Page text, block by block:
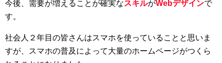
今後、需要が増えることが確実なスキルがWebデザインで
す。
社会人２年目の皆さんはスマホを使っていることと思いま
すが、スマホの普及によって大量のホームページがつくら